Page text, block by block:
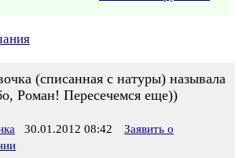
(списанная с натуры) называла
Роман! Пересечемся еще))
30.01.2012 08:42
Заявить о